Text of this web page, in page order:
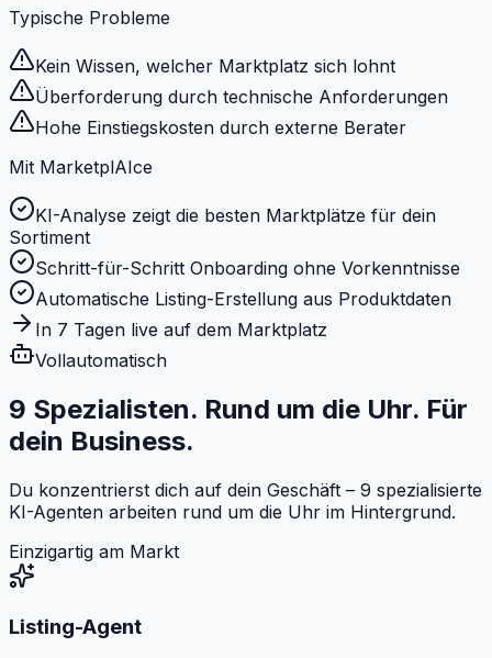
Typische Probleme
Kein Wissen, welcher Marktplatz sich lohnt
Überforderung durch technische Anforderungen
Hohe Einstiegskosten durch externe Berater
Mit MarketplAIce
KI-Analyse zeigt die besten Marktplätze für dein
Sortiment
Schritt-für-Schritt Onboarding ohne Vorkenntnisse
Automatische Listing-Erstellung aus Produktdaten
In 7 Tagen live auf dem Marktplatz
Vollautomatisch
9 Spezialisten. Rund um die Uhr. Für
dein Business.
Du konzentrierst dich auf dein Geschäft – 9 spezialisierte
KI-Agenten arbeiten rund um die Uhr im Hintergrund.
Einzigartig am Markt
Listing-Agent